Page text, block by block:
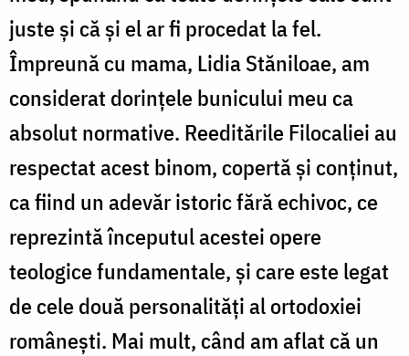
juste și că și el ar fi procedat la fel.
Împreună cu mama, Lidia Stăniloae, am
considerat dorințele bunicului meu ca
absolut normative. Reeditările Filocaliei au
respectat acest binom, copertă și conținut,
ca fiind un adevăr istoric fără echivoc, ce
reprezintă începutul acestei opere
teologice fundamentale, și care este legat
de cele două personalități al ortodoxiei
românești. Mai mult, când am aflat că un